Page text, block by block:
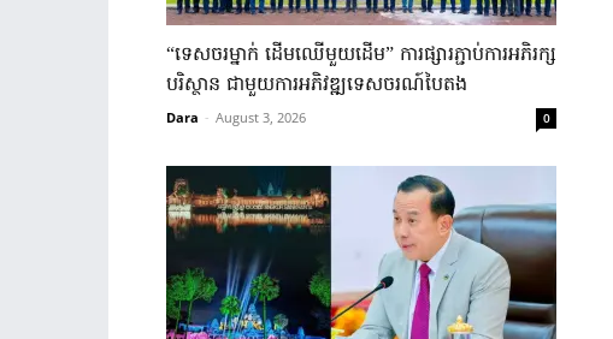
“ទេសចរម្នាក់ ដើមឈើមួយដើម” ការ​ផ្សារ​ភ្ជាប់​ការ​អភិរក្ស
បរិស្ថាន​ ជាមួយកា​រ​អភិវឌ្ឍ​ទេសចរណ៍​បៃតង
Dara - August 3, 2026 0